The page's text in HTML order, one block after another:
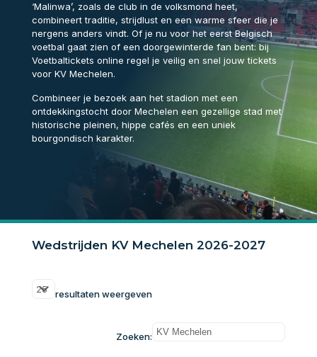
‘Malinwa’, zoals de club in de volksmond heet,
combineert traditie, strijdlust en een warme sfeer die je
nergens anders vindt. Of je nu voor het eerst Belgisch
voetbal gaat zien of een doorgewinterde fan bent: bij
Voetbaltickets online regel je veilig en snel jouw tickets
voor KV Mechelen.
Combineer je bezoek aan het stadion met een
ontdekkingstocht door Mechelen een gezellige stad met
historische pleinen, hippe cafés en een uniek
bourgondisch karakter.
Wedstrijden KV Mechelen 2026-2027
resultaten weergeven
Zoeken: